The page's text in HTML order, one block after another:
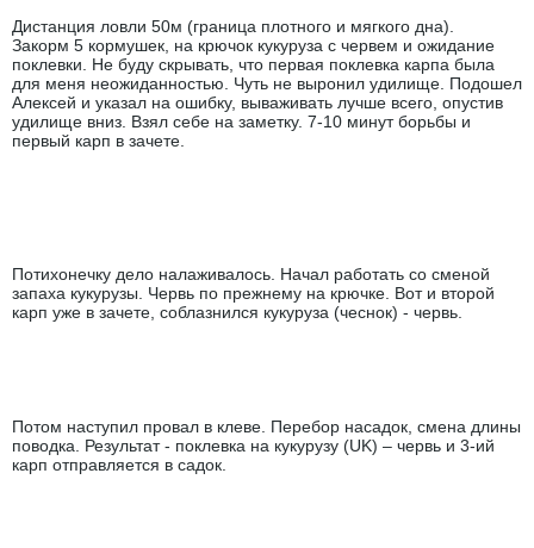
Дистанция ловли 50м (граница плотного и мягкого дна).
Закорм 5 кормушек, на крючок кукуруза с червем и ожидание
поклевки. Не буду скрывать, что первая поклевка карпа была
для меня неожиданностью. Чуть не выронил удилище. Подошел
Алексей и указал на ошибку, вываживать лучше всего, опустив
удилище вниз. Взял себе на заметку. 7-10 минут борьбы и
первый карп в зачете.
Потихонечку дело налаживалось. Начал работать со сменой
запаха кукурузы. Червь по прежнему на крючке. Вот и второй
карп уже в зачете, соблазнился кукуруза (чеснок) - червь.
Потом наступил провал в клеве. Перебор насадок, смена длины
поводка. Результат - поклевка на кукурузу (UK) – червь и 3-ий
карп отправляется в садок.